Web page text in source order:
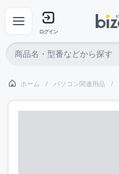
ログイン
ホーム パソコン関連用品